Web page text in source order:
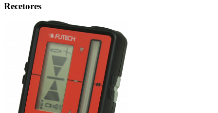
Recetores